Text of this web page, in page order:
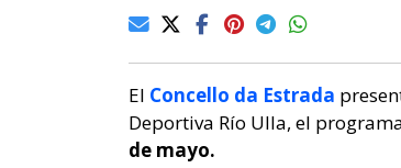
El Concello da Estrada
Deportiva Río Ulla, el
de mayo.